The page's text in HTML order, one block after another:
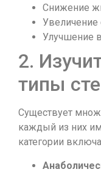
Снижение
Увеличение
Улучшение
2.
типы
Существует
каждый из них
категории